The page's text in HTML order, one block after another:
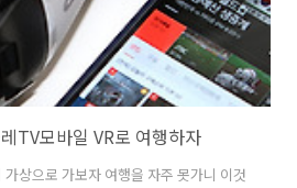
TV모바일 VR로 여행하자
상으로 가보자 여행을 자주 못가니 이것